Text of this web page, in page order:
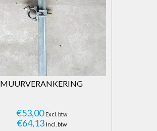
MUURVERANKERING
€53,00 Excl. btw
€64,13 Incl. btw